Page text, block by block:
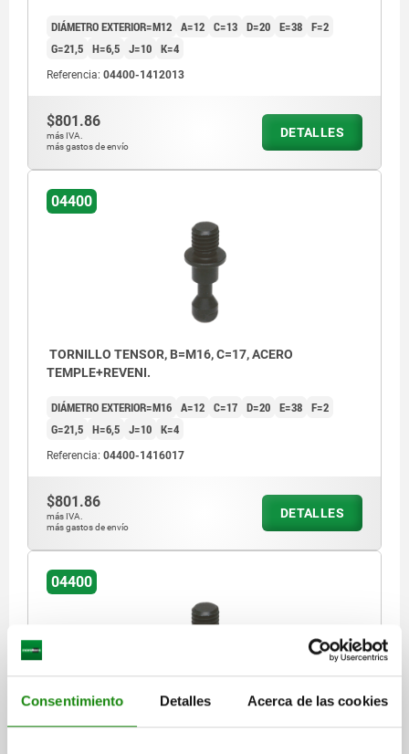
Consentimiento Detalles Acerca de las cookies
DIÁMETRO EXTERIOR=M12 A=12 C=13 D=20 E=38 F=2
G=21,5 H=6,5 J=10 K=4
Referencia: 04400-1412013
$801.86
más IVA.
más gastos de envío
DETALLES
04400
TORNILLO TENSOR, B=M16, C=17, ACERO
TEMPLE+REVENI.
DIÁMETRO EXTERIOR=M16 A=12 C=17 D=20 E=38 F=2
G=21,5 H=6,5 J=10 K=4
Referencia: 04400-1416017
$801.86
más IVA.
más gastos de envío
DETALLES
04400